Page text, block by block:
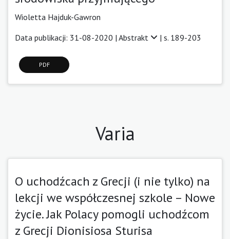
Wioletta Hajduk-Gawron
Data publikacji: 31-08-2020 | Abstrakt | s. 189-203
PDF
Varia
O uchodźcach z Grecji (i nie tylko) na
lekcji we współczesnej szkole – Nowe
życie. Jak Polacy pomogli uchodźcom
z Grecji Dionisiosa Sturisa